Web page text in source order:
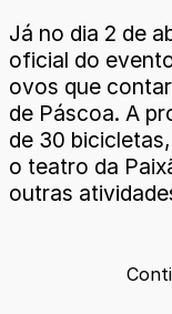
Já no dia 2 de
oficial do
ovos que
de Páscoa. A
de 30
o teatro da
outras